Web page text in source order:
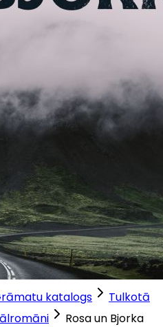
katalogs
Tulkotā
Rosa un Bjorka